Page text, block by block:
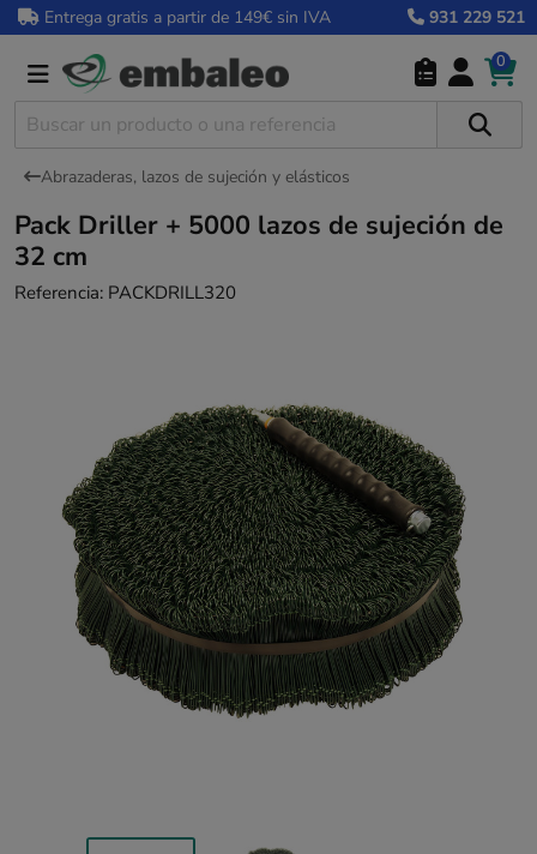
Entrega gratis a partir de 149€ sin IVA 931 229 521
0
Abrazaderas, lazos de sujeción y elásticos
Pack Driller + 5000 lazos de sujeción de
32 cm
Referencia: PACKDRILL320